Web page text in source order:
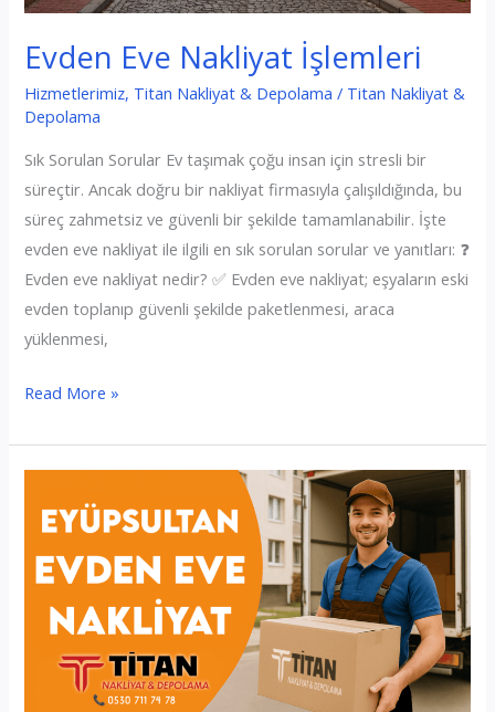
Evden Eve Nakliyat İşlemleri
Hizmetlerimiz, Titan Nakliyat & Depolama / Titan Nakliyat &
Depolama
Sık Sorulan Sorular Ev taşımak çoğu insan için stresli bir
süreçtir. Ancak doğru bir nakliyat firmasıyla çalışıldığında, bu
süreç zahmetsiz ve güvenli bir şekilde tamamlanabilir. İşte
evden eve nakliyat ile ilgili en sık sorulan sorular ve yanıtları: ❓
Evden eve nakliyat nedir? ✅ Evden eve nakliyat; eşyaların eski
evden toplanıp güvenli şekilde paketlenmesi, araca
yüklenmesi,
Evden
Nakliyat
Read More »